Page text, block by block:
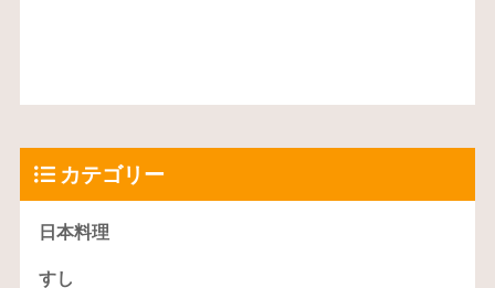
カテゴリー
日本料理
すし